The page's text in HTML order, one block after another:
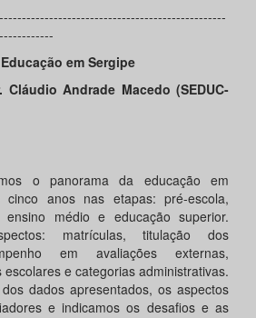
em Sergipe
Cláudio Andrade Macedo (SEDUC-
o panorama da educação em
cinco anos nas etapas: pré-escola,
ensino médio e educação superior.
matrículas, titulação dos
em avaliações externas,
e categorias administrativas.
dados apresentados, os aspectos
e indicamos os desafios e as